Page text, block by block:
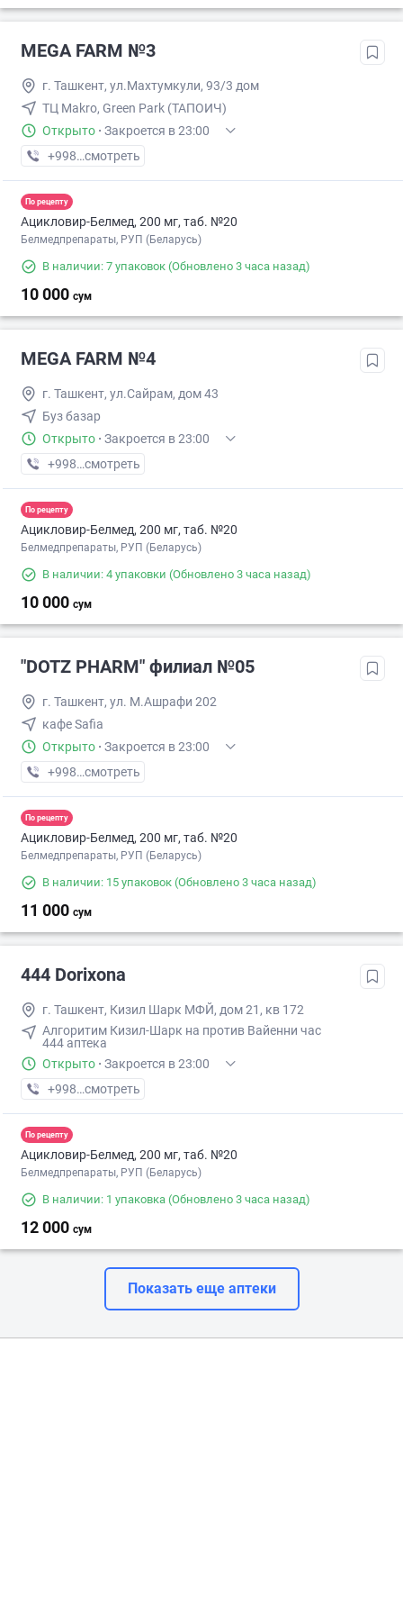
MEGA FARM №3
г. Ташкент, ул.Махтумкули, 93/3 дом
ТЦ Makro, Green Park (ТАПОИЧ)
Открыто · Закроется в 23:00
+998 (55) XXX-XX-XX
смотреть
По рецепту
Ацикловир-Белмед, 200 мг, таб. №20
Белмедпрепараты, РУП (Беларусь)
В наличии: 7 упаковок (Обновлено 3 часа назад)
10 000 сум
MEGA FARM №4
г. Ташкент, ул.Сайрам, дом 43
Буз базар
Открыто · Закроется в 23:00
+998 (55) XXX-XX-XX
смотреть
По рецепту
Ацикловир-Белмед, 200 мг, таб. №20
Белмедпрепараты, РУП (Беларусь)
В наличии: 4 упаковки (Обновлено 3 часа назад)
10 000 сум
"DOTZ PHARM" филиал №05
г. Ташкент, ул. М.Ашрафи 202
кафе Safia
Открыто · Закроется в 23:00
+998 (77) XXX-XX-XX
смотреть
По рецепту
Ацикловир-Белмед, 200 мг, таб. №20
Белмедпрепараты, РУП (Беларусь)
В наличии: 15 упаковок (Обновлено 3 часа назад)
11 000 сум
444 Dorixona
г. Ташкент, Кизил Шарк МФЙ, дом 21, кв 172
Алгоритим Кизил-Шарк на против Вайенни час
444 аптека
Открыто · Закроется в 23:00
+998 (97) XXX-XX-XX
смотреть
По рецепту
Ацикловир-Белмед, 200 мг, таб. №20
Белмедпрепараты, РУП (Беларусь)
В наличии: 1 упаковка (Обновлено 3 часа назад)
12 000 сум
Показать еще аптеки